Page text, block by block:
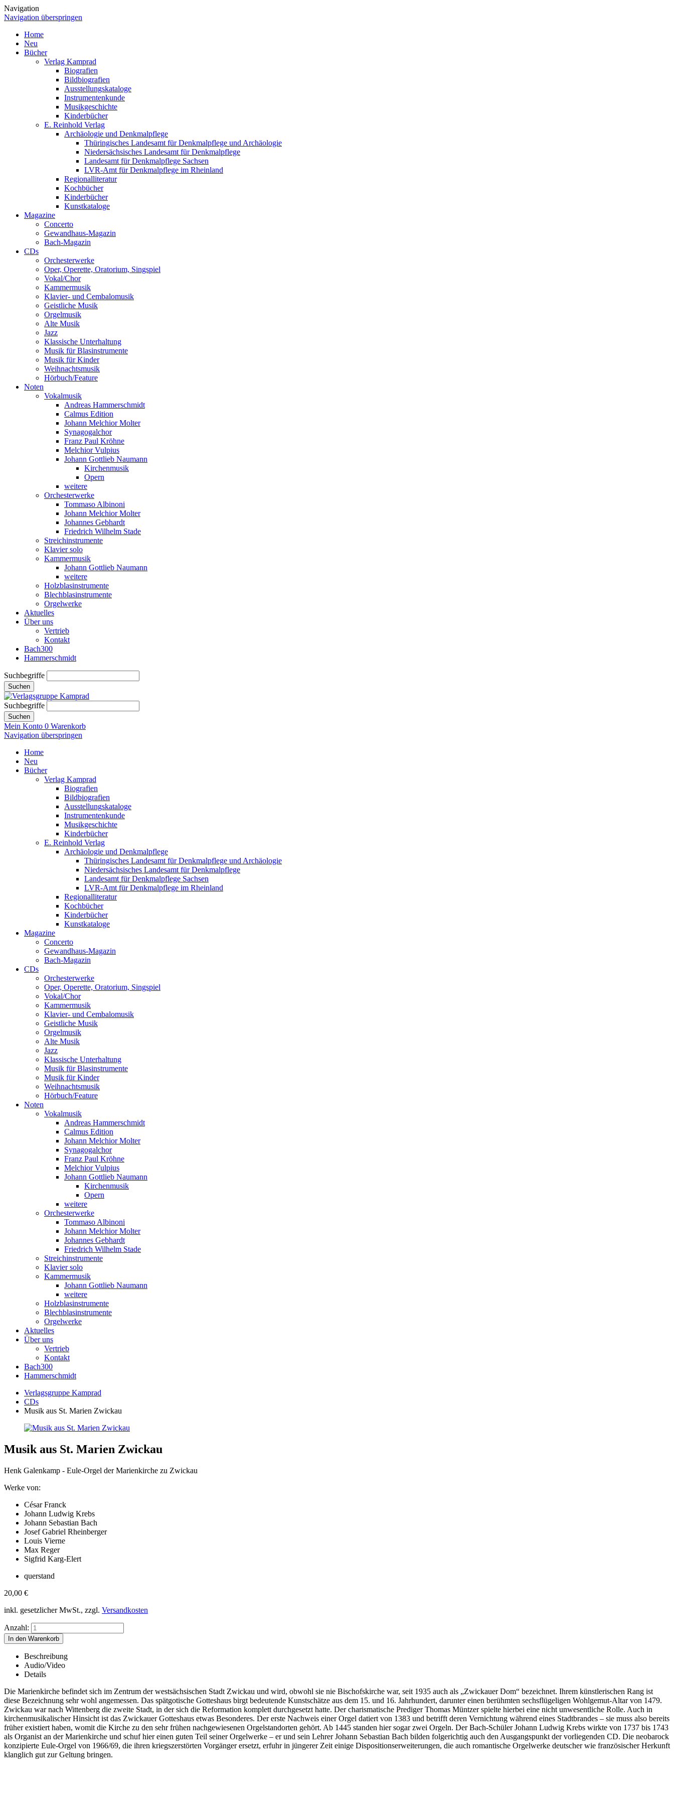
Navigation
Navigation überspringen
Home
Neu
Bücher
Verlag Kamprad
Biografien
Bildbiografien
Ausstellungskataloge
Instrumentenkunde
Musikgeschichte
Kinderbücher
E. Reinhold Verlag
Archäologie und Denkmalpflege
Thüringisches Landesamt für Denkmalpflege und Archäologie
Niedersächsisches Landesamt für Denkmalpflege
Landesamt für Denkmalpflege Sachsen
LVR-Amt für Denkmalpflege im Rheinland
Regionalliteratur
Kochbücher
Kinderbücher
Kunstkataloge
Magazine
Concerto
Gewandhaus-Magazin
Bach-Magazin
CDs
Orchesterwerke
Oper, Operette, Oratorium, Singspiel
Vokal/Chor
Kammermusik
Klavier- und Cembalomusik
Geistliche Musik
Orgelmusik
Alte Musik
Jazz
Klassische Unterhaltung
Musik für Blasinstrumente
Musik für Kinder
Weihnachtsmusik
Hörbuch/Feature
Noten
Vokalmusik
Andreas Hammerschmidt
Calmus Edition
Johann Melchior Molter
Synagogalchor
Franz Paul Kröhne
Melchior Vulpius
Johann Gottlieb Naumann
Kirchenmusik
Opern
weitere
Orchesterwerke
Tommaso Albinoni
Johann Melchior Molter
Johannes Gebhardt
Friedrich Wilhelm Stade
Streichinstrumente
Klavier solo
Kammermusik
Johann Gottlieb Naumann
weitere
Holzblasinstrumente
Blechblasinstrumente
Orgelwerke
Aktuelles
Über uns
Vertrieb
Kontakt
Bach300
Hammerschmidt
Suchbegriffe
Suchen
Suchbegriffe
Suchen
Mein Konto 0 Warenkorb
Navigation überspringen
Home
Neu
Bücher
Verlag Kamprad
Biografien
Bildbiografien
Ausstellungskataloge
Instrumentenkunde
Musikgeschichte
Kinderbücher
E. Reinhold Verlag
Archäologie und Denkmalpflege
Thüringisches Landesamt für Denkmalpflege und Archäologie
Niedersächsisches Landesamt für Denkmalpflege
Landesamt für Denkmalpflege Sachsen
LVR-Amt für Denkmalpflege im Rheinland
Regionalliteratur
Kochbücher
Kinderbücher
Kunstkataloge
Magazine
Concerto
Gewandhaus-Magazin
Bach-Magazin
CDs
Orchesterwerke
Oper, Operette, Oratorium, Singspiel
Vokal/Chor
Kammermusik
Klavier- und Cembalomusik
Geistliche Musik
Orgelmusik
Alte Musik
Jazz
Klassische Unterhaltung
Musik für Blasinstrumente
Musik für Kinder
Weihnachtsmusik
Hörbuch/Feature
Noten
Vokalmusik
Andreas Hammerschmidt
Calmus Edition
Johann Melchior Molter
Synagogalchor
Franz Paul Kröhne
Melchior Vulpius
Johann Gottlieb Naumann
Kirchenmusik
Opern
weitere
Orchesterwerke
Tommaso Albinoni
Johann Melchior Molter
Johannes Gebhardt
Friedrich Wilhelm Stade
Streichinstrumente
Klavier solo
Kammermusik
Johann Gottlieb Naumann
weitere
Holzblasinstrumente
Blechblasinstrumente
Orgelwerke
Aktuelles
Über uns
Vertrieb
Kontakt
Bach300
Hammerschmidt
Verlagsgruppe Kamprad
CDs
Musik aus St. Marien Zwickau
Musik aus St. Marien Zwickau
Henk Galenkamp - Eule-Orgel der Marienkirche zu Zwickau
Werke von:
César Franck
Johann Ludwig Krebs
Johann Sebastian Bach
Josef Gabriel Rheinberger
Louis Vierne
Max Reger
Sigfrid Karg-Elert
querstand
20,00 €
inkl. gesetzlicher MwSt., zzgl. Versandkosten
Anzahl:
Beschreibung
Audio/Video
Details
Die Marienkirche befindet sich im Zentrum der westsächsischen Stadt Zwickau und wird, obwohl sie nie Bischofskirche war, seit 1935 auch als „Zwickauer Dom“ bezeichnet. Ihrem künstlerischen Rang ist
diese Bezeichnung sehr wohl angemessen. Das spätgotische Gotteshaus birgt bedeutende Kunstschätze aus dem 15. und 16. Jahrhundert, darunter einen berühmten sechsflügeligen Wohlgemut-Altar von 1479.
Zwickau war nach Wittenberg die zweite Stadt, in der sich die Reformation komplett durchgesetzt hatte. Der charismatische Prediger Thomas Müntzer spielte hierbei eine nicht unwesentliche Rolle. Auch in
kirchenmusikalischer Hinsicht ist das Zwickauer Gotteshaus etwas Besonderes. Der erste Nachweis einer Orgel datiert von 1383 und betrifft deren Vernichtung während eines Stadtbrandes – sie muss also bereits
früher existiert haben, womit die Kirche zu den sehr frühen nachgewiesenen Orgelstandorten gehört. Ab 1445 standen hier sogar zwei Orgeln. Der Bach-Schüler Johann Ludwig Krebs wirkte von 1737 bis 1743
als Organist an der Marienkirche und schuf hier einen guten Teil seiner Orgelwerke – er und sein Lehrer Johann Sebastian Bach bilden folgerichtig auch den Ausgangspunkt der vorliegenden CD. Die neobarock
konzipierte Eule-Orgel von 1966/69, die ihren kriegszerstörten Vorgänger ersetzt, erfuhr in jüngerer Zeit einige Dispositionserweiterungen, die auch romantische Orgelwerke deutscher wie französischer Herkunft
klanglich gut zur Geltung bringen.